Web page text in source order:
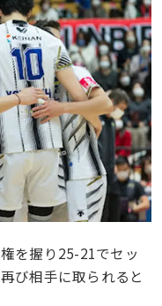
を握り25-21でセッ
び相手に取られると